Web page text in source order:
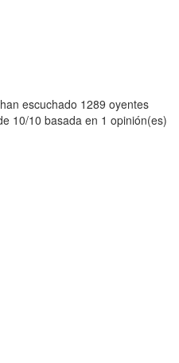
escuchado 1289 oyentes
10/10 basada en 1 opinión(es)